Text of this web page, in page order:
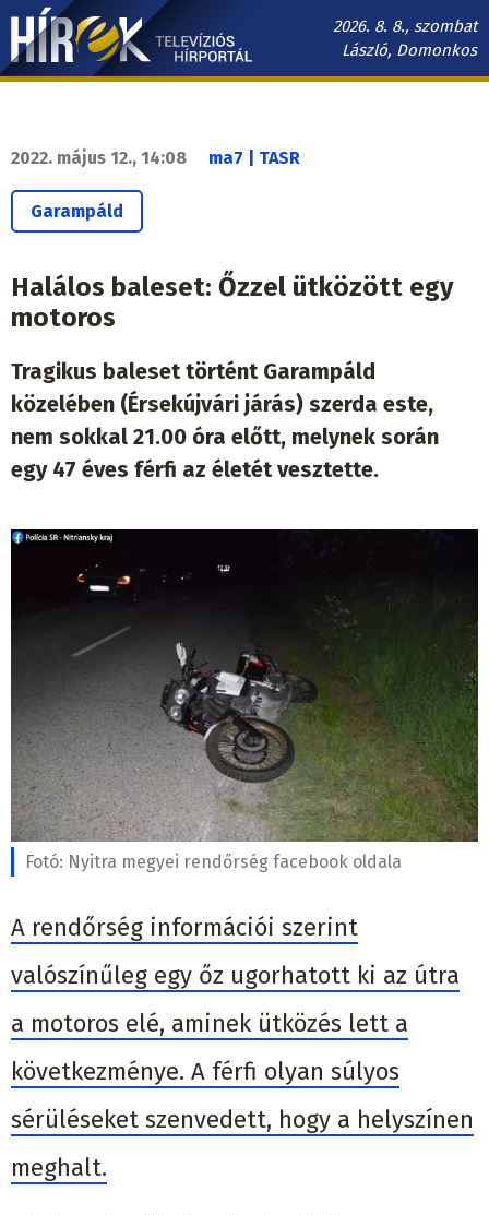
Ugrás
tartalomra
2026. 8. 8., szombat
László, Domonkos
Hírek.sk
navigáció
2022. május 12., 14:08 ma7 | TASR
Garampáld
Halálos baleset: Őzzel ütközött egy
motoros
Tragikus baleset történt Garampáld
közelében (Érsekújvári járás) szerda este,
nem sokkal 21.00 óra előtt, melynek során
egy 47 éves férfi az életét vesztette.
Fotó: Nyitra megyei rendőrség facebook oldala
A rendőrség információi szerint
valószínűleg egy őz ugorhatott ki az útra
a motoros elé, aminek ütközés lett a
következménye. A férfi olyan súlyos
sérüléseket szenvedett, hogy a helyszínen
meghalt.